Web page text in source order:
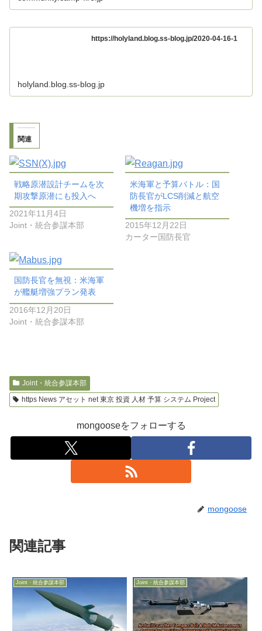
https://holyland.blog.ss-blog.jp/2020-04-16-1
holyland.blog.ss-blog.jp
関連
戦略原潜設計チームを次
期攻撃原潜にも投入へ
2021年11月4日
Joint・統合参謀本部
米海軍と予算バトル：国
防長官がLCS削減と航空
機増を指示
2015年12月22日
カーター国防長官
国防長官を無視：米海軍
が艦艇増強プラン発表
2016年12月20日
Joint・統合参謀本部
Joint・統合参謀本部
https News アセット net 東京 投資 人材 予算 システム Project
mongooseをフォローする
mongoose
関連記事
Joint・統合参謀本部 Joint・統合参謀本部